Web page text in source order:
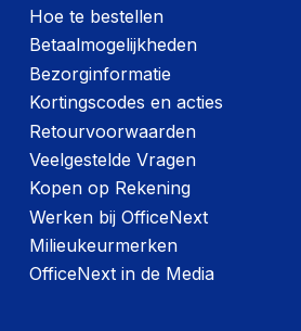
Hoe te bestellen
Betaalmogelijkheden
Bezorginformatie
Kortingscodes en acties
Retourvoorwaarden
Veelgestelde Vragen
Kopen op Rekening
Werken bij OfficeNext
Milieukeurmerken
OfficeNext in de Media